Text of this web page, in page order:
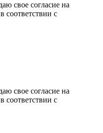
свое согласие на
в соответствии с
свое согласие на
в соответствии с